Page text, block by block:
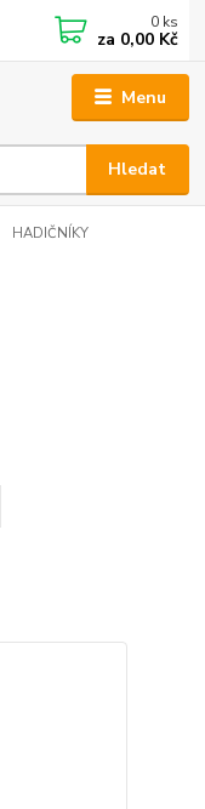
Menu
Hledat
0 ks
za 0,00 Kč
HADIČNÍKY